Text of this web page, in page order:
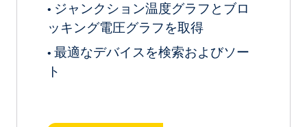
• ジャンクション温度グラフとブロ
ッキング電圧グラフを取得
• 最適なデバイスを検索およびソー
ト